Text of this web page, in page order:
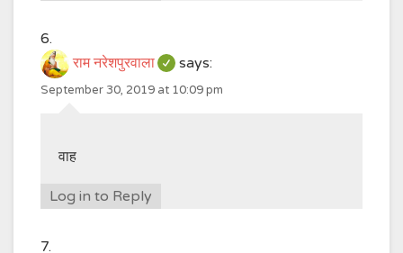
राम नरेशपुरवाला says:
September 30, 2019 at 10:09 pm
वाह
Log in to Reply